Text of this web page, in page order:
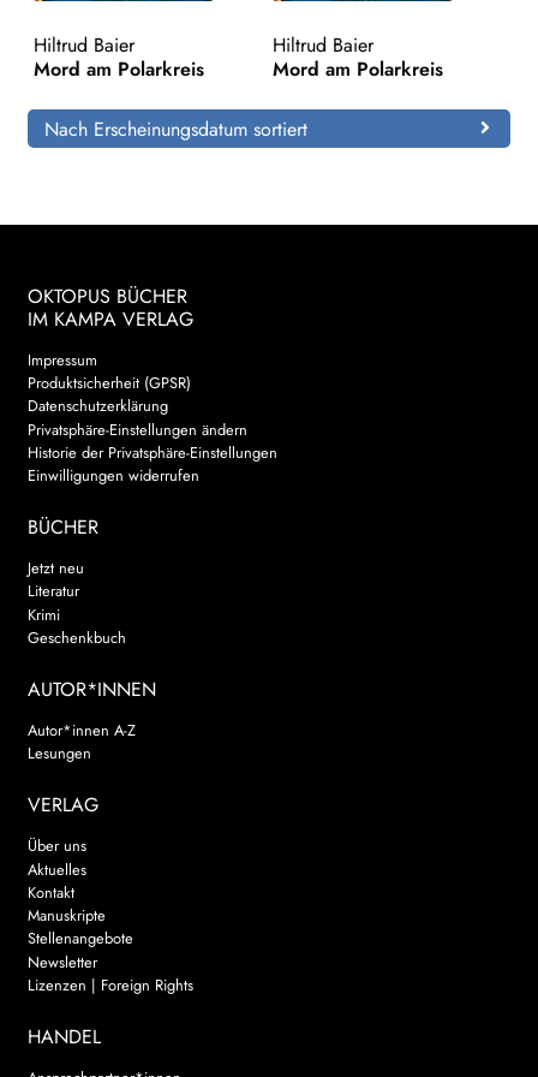
Hiltrud Baier
Mord am Polarkreis
Hiltrud Baier
Mord am Polarkreis
Nach Erscheinungsdatum sortiert
OKTOPUS BÜCHER
IM KAMPA VERLAG
Impressum
Produktsicherheit (GPSR)
Datenschutzerklärung
Privatsphäre-Einstellungen ändern
Historie der Privatsphäre-Einstellungen
Einwilligungen widerrufen
BÜCHER
Jetzt neu
Literatur
Krimi
Geschenkbuch
AUTOR*INNEN
Autor*innen A-Z
Lesungen
VERLAG
Über uns
Aktuelles
Kontakt
Manuskripte
Stellenangebote
Newsletter
Lizenzen | Foreign Rights
HANDEL